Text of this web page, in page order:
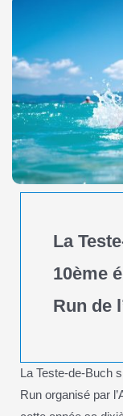
La
10ème
Run de
La Teste-de-Buch
Run organisé par